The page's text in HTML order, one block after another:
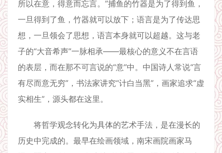
所以在意，得意而忘言。”捕鱼的竹器是为了得到鱼，
一旦得到了鱼，竹器就可以放下；语言是为了传达思
想，一旦领会了思想，语言本身就可以超越。这与老
子的“大音希声”一脉相承——最核心的意义不在言语
的表层，而在那不可言说的“意”中。中国诗人常说“言
有尽而意无穷”，书法家讲究“计白当黑”，画家追求“虚
实相生”，源头都在这里。
将哲学观念转化为具体的艺术手法，是在漫长的
历史中完成的。最早在绘画领域，南宋画院画家马